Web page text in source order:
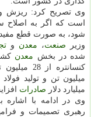
وی تصریح كرد: ریزش
است كه اگر به اصلاح
شود، به صورت قطع مفید
وزیر صنعت، معدن و
شده در بخش معدن
میلیارد دلار صادرات
وی در ادامه با اشاره
رهبری تصمیمات و